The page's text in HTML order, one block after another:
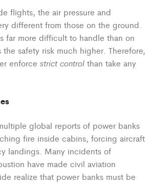
flights, the air pressure and
different from those on the ground.
far more difficult to handle than on
safety risk much higher. Therefore,
enforce strict control than take any
global reports of power banks
fire inside cabins, forcing aircraft
landings. Many incidents of
have made civil aviation
realize that power banks must be